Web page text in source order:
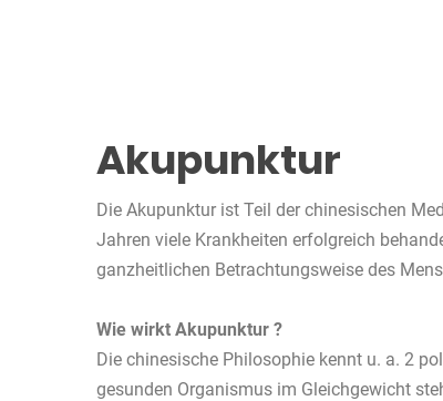
Akupunktur
Die Akupunktur ist Teil der chinesischen
Jahren viele Krankheiten erfolgreich
ganzheitlichen Betrachtungsweise des
Wie wirkt Akupunktur ?
Die chinesische Philosophie kennt u. a. 2
gesunden Organismus im Gleichgewicht